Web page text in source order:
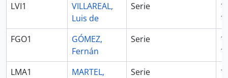
LVI1
VILLAREAL,
Luis de
Serie
FGO1
GÓMEZ,
Fernán
Serie
LMA1
MARTEL,
Serie